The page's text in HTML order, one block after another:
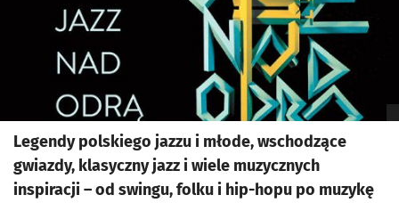
Legendy polskiego jazzu i młode, wschodzące
gwiazdy, klasyczny jazz i wiele muzycznych
inspiracji – od swingu, folku i hip-hopu po muzykę